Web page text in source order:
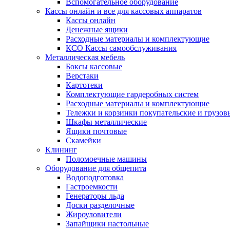
Вспомогательное оборудование
Кассы онлайн и все для кассовых аппаратов
Кассы онлайн
Денежные ящики
Расходные материалы и комплектующие
КСО Кассы самообслуживания
Металлическая мебель
Боксы кассовые
Верстаки
Картотеки
Комплектующие гардеробных систем
Расходные материалы и комплектующие
Тележки и корзинки покупательские и
Шкафы металлические
Ящики почтовые
Скамейки
Клининг
Поломоечные машины
Оборудование для общепита
Водоподготовка
Гастроемкости
Генераторы льда
Доски разделочные
Жироуловители
Запайщики настольные